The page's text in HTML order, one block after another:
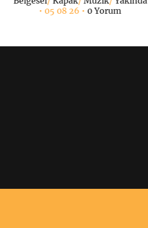
• 05 08 26 • 0 Yorum